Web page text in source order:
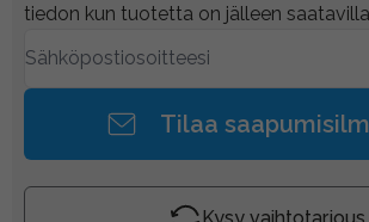
tiedon kun tuotetta on jälleen
Tilaa